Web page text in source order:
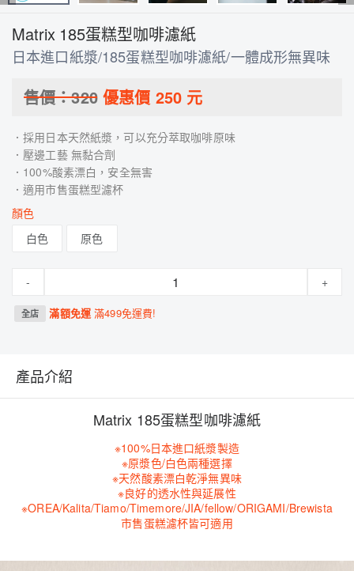
Matrix 185蛋糕型咖啡濾紙
日本進口紙漿/185蛋糕型咖啡濾紙/一體成形無異味
售價：320 優惠價 250元
．採用日本天然紙漿，可以充分萃取咖啡原味
．壓邊工藝 無黏合劑
．100%酸素漂白，安全無害
．適用市售蛋糕型濾杯
顏色
白色
原色
- +
全店 滿額免運滿499免運費!
產品介紹
Matrix 185蛋糕型咖啡濾紙
※100%日本進口紙漿製造
※原漿色/白色兩種選擇
※天然酸素漂白乾淨無異味
※良好的透水性與延展性
※OREA/Kalita/Tiamo/Timemore/JIA/fellow/ORIGAMI/Brewista
市售蛋糕濾杯皆可適用